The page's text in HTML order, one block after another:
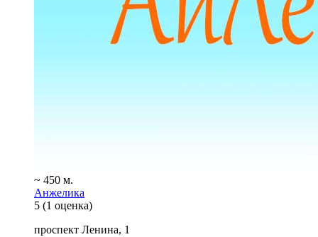
~ 450 м.
Анжелика
5 (1 оценка)
проспект Ленина, 1